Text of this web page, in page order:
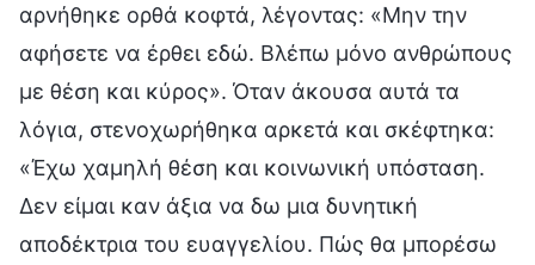
αρνήθηκε ορθά κοφτά, λέγοντας: «Μην την
αφήσετε να έρθει εδώ. Βλέπω μόνο ανθρώπους
με θέση και κύρος». Όταν άκουσα αυτά τα
λόγια, στενοχωρήθηκα αρκετά και σκέφτηκα:
«Έχω χαμηλή θέση και κοινωνική υπόσταση.
Δεν είμαι καν άξια να δω μια δυνητική
αποδέκτρια του ευαγγελίου. Πώς θα μπορέσω